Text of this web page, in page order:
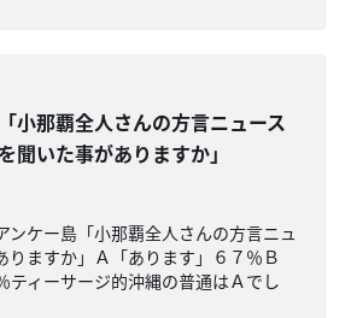
「小那覇全人さんの方言ニュース
を聞いた事がありますか」
ンケー島「小那覇全人さんの方言ニュ
りますか」Ａ「あります」６７％Ｂ
ティーサージ的沖縄の普通はＡでし